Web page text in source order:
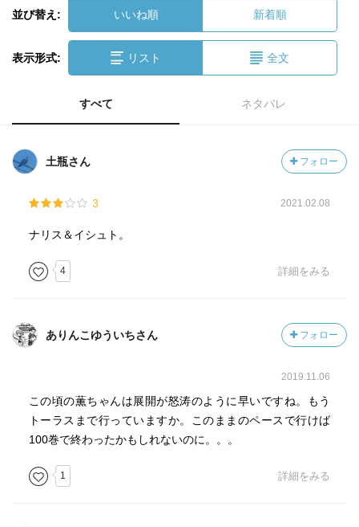
並び替え: いいね順 新着順
表示形式: リスト 全文
すべて ネタバレ
土瓶さん フォロー
3 2021.02.08
ナリス＆イシュト。
4 詳細をみる
ありんこゆういちさん フォロー
2019.11.06
この頃の薫ちゃんは展開が怒涛のように早いですね。もう
トーラスまで行っていますか。このままのペースで行けば
100巻で終わったかもしれないのに。。。
1 詳細をみる